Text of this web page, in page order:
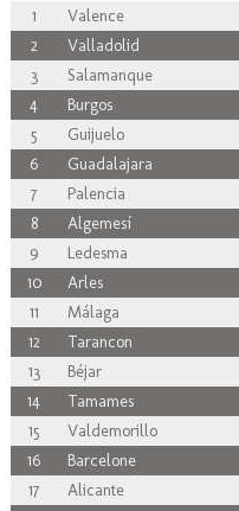
1 Valence
2
Valladolid
3
Salamanque
4
Burgos
5
Guijuelo
6
Guadalajara
7
Palencia
8
Algemesí
9
Ledesma
10
Arles
11
Málaga
12
Tarancon
13
Béjar
14
Tamames
15
Valdemorillo
16
Barcelone
17
Alicante